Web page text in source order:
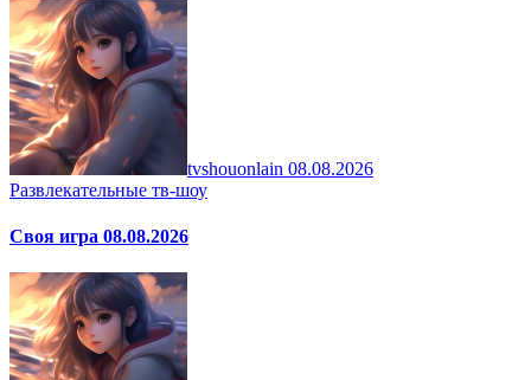
tvshouonlain 08.08.2026
Развлекательные тв-шоу
Своя игра 08.08.2026